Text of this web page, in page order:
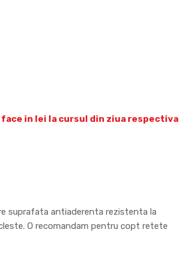
in lei la cursul din ziua respectiva
suprafata antiaderenta rezistenta la
O recomandam pentru copt retete